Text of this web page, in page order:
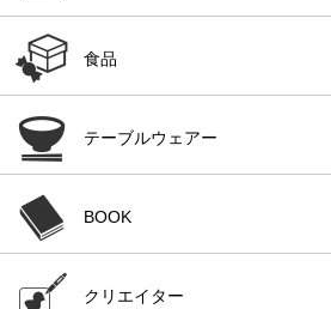
食品
テーブルウェアー
BOOK
クリエイター